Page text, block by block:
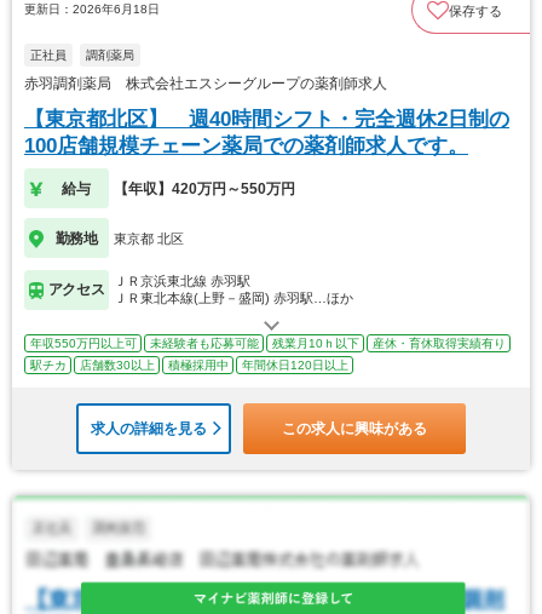
更新日：2026年6月18日 保存する
正社員 調剤薬局
赤羽調剤薬局 株式会社エスシーグループの薬剤師求人
【東京都北区】 週40時間シフト・完全週休2日制の
100店舗規模チェーン薬局での薬剤師求人です。
給与 【年収】420万円～550万円
勤務地 東京都 北区
アクセス
ＪＲ京浜東北線 赤羽駅
ＪＲ東北本線(上野－盛岡) 赤羽駅…ほか
年収550万円以上可 未経験者も応募可能 残業月10ｈ以下
産休・育休取得実績有り
駅チカ
店舗数30以上 積極採用中 年間休日120日以上
求人の詳細を見る この求人に興味がある